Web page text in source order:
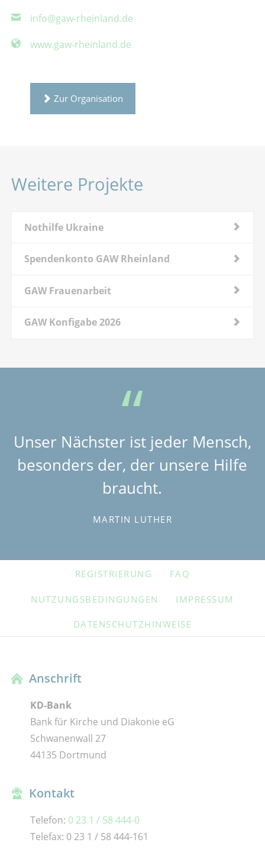
info@gaw-rheinland.de
www.gaw-rheinland.de
Zur Organisation
Weitere Projekte
Nothilfe Ukraine
Spendenkonto GAW Rheinland
GAW Frauenarbeit
GAW Konfigabe 2026
Unser Nächster ist jeder Mensch,
besonders der, der unsere Hilfe
braucht.
MARTIN LUTHER
NAVIGATION
REGISTRIERUNG FAQ
NUTZUNGSBEDINGUNGEN IMPRESSUM
DATENSCHUTZHINWEISE
Anschrift
KD-Bank
Bank für Kirche und Diakonie eG
Schwanenwall 27
44135 Dortmund
Kontakt
Telefon: 0 23 1 / 58 444-0
Telefax: 0 23 1 / 58 444-161